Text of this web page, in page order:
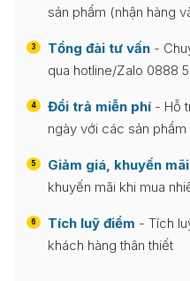
sản phẩm (nhận hàng
3 Tổng đài tư vấn -
qua hotline/Zalo 0888
4 Đổi trả miễn phí - Hỗ
ngày với các sản phẩm
5 Giảm giá, khuyến mãi
khuyến mãi khi mua
6 Tích luỹ điểm - Tích
khách hàng thân thiết